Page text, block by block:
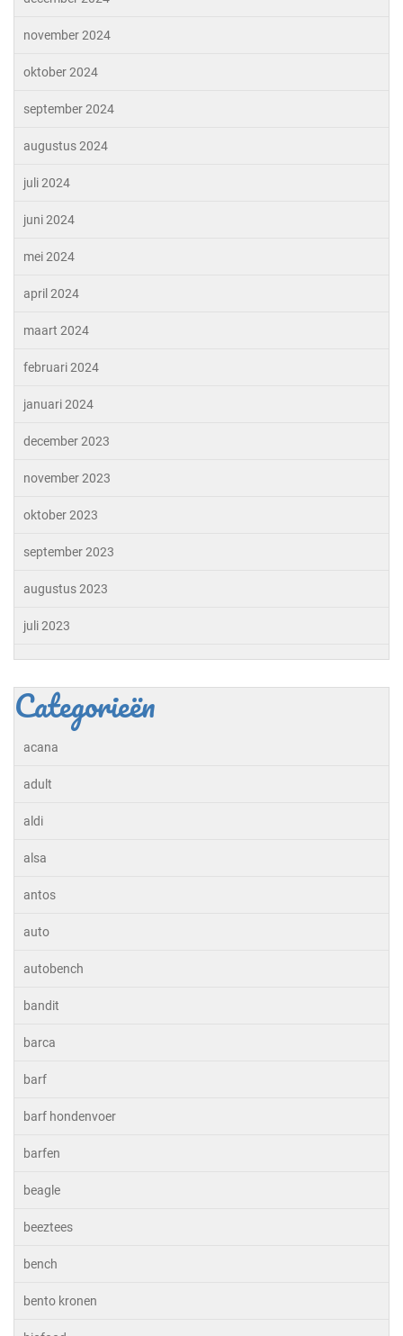
november 2024
oktober 2024
september 2024
augustus 2024
juli 2024
juni 2024
mei 2024
april 2024
maart 2024
februari 2024
januari 2024
december 2023
november 2023
oktober 2023
september 2023
augustus 2023
juli 2023
Categorieën
acana
adult
aldi
alsa
antos
auto
autobench
bandit
barca
barf
barf hondenvoer
barfen
beagle
beeztees
bench
bento kronen